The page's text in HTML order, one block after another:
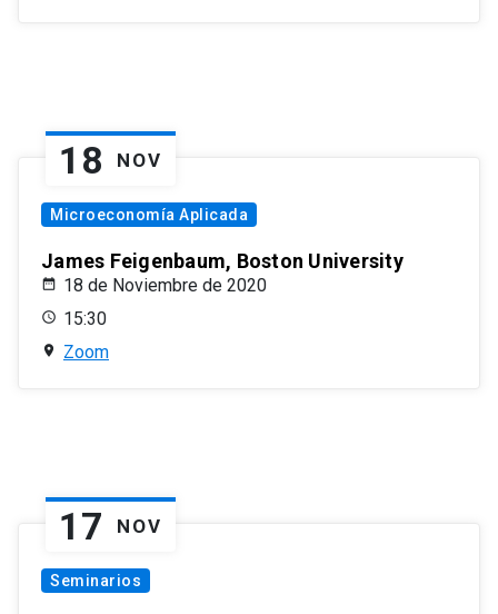
18 NOV
Microeconomía Aplicada
James Feigenbaum, Boston University
18 de Noviembre de 2020
15:30
Zoom
17 NOV
Seminarios